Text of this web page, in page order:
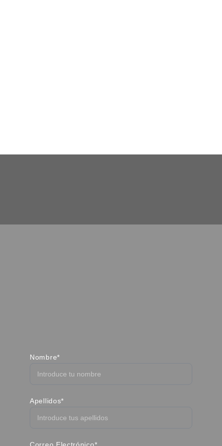
Nombre*
Apellidos*
Correo Electrónico*